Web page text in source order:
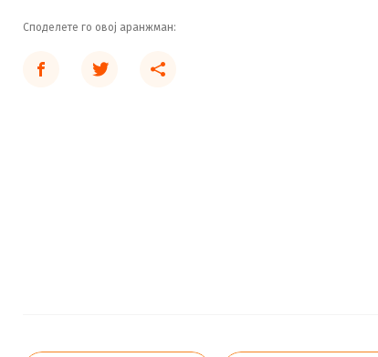
Споделете го овој аранжман: